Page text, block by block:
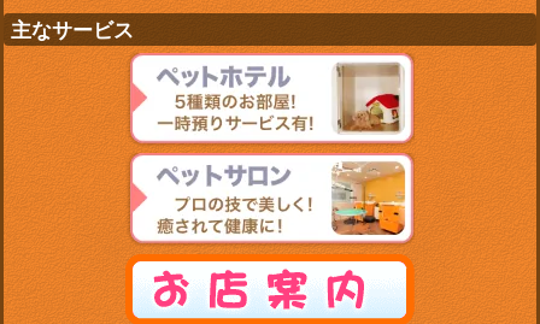
主なサービス